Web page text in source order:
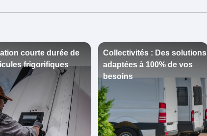
courte durée de
frigorifiques
Collectivités : Des solutions
adaptées à 100% de vos
besoins